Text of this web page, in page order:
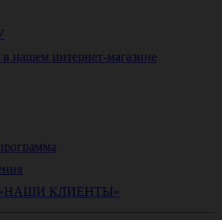
в нашем интернет-магазине
«НАШИ КЛИЕНТЫ»